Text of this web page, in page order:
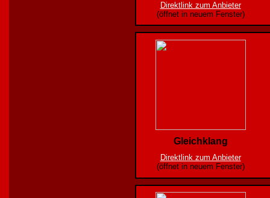
Direktlink zum Anbieter
(öffnet in neuem Fenster)
Gleichklang
Direktlink zum Anbieter
(öffnet in neuem Fenster)